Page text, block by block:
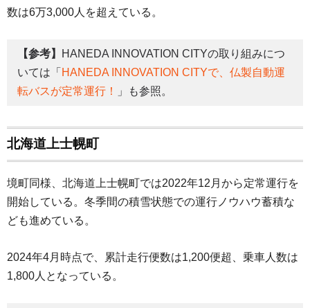
数は6万3,000人を超えている。
【参考】
HANEDA INNOVATION CITYの取り組みにつ
いては「 HANEDA INNOVATION CITYで、仏製自動運
転バスが定常運行！
」も参照。
北海道上士幌町
境町同様、北海道上士幌町では2022年12月から定常運行を
開始している。冬季間の積雪状態での運行ノウハウ蓄積な
ども進めている。
2024年4月時点で、累計走行便数は1,200便超、乗車人数は
1,800人となっている。